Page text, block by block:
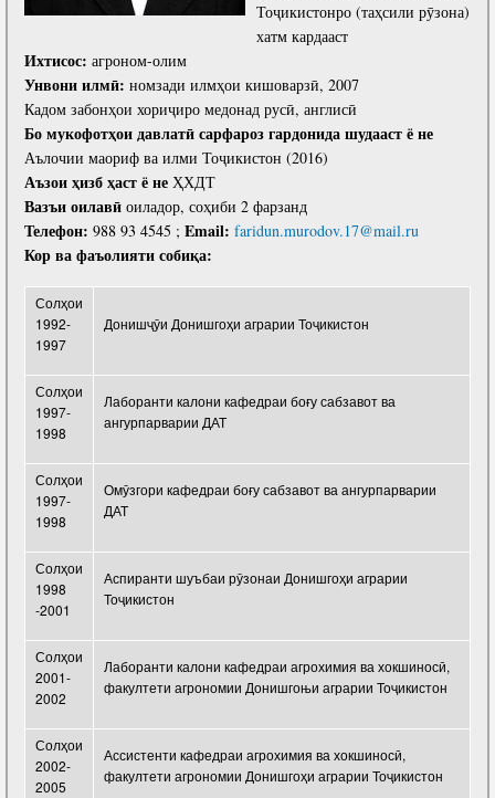
Тоҷикистонро (таҳсили рӯзона)
хатм кардааст
Ихтисос: агроном-олим
Унвони илмӣ: номзади илмҳои кишоварзӣ, 2007
Кадом забонҳои хориҷиро медонад русӣ, англисӣ
Бо мукофотҳои давлатӣ сарфароз гардонида шудааст ё не
Аълочии маориф ва илми Тоҷикистон (2016)
Аъзои ҳизб ҳаст ё не ҲХДТ
Вазъи оилавӣ оиладор, соҳиби 2 фарзанд
Телефон: 988 93 4545 ; Email: faridun.murodov.17@mail.ru
Кор ва фаъолияти собиқа:
Солҳои
1992-
1997
Донишҷӯи Донишгоҳи аграрии Тоҷикистон
Солҳои
1997-
1998
Лаборанти калони кафедраи боғу сабзавот ва
ангурпарварии ДАТ
Солҳои
1997-
1998
Омӯзгори кафедраи боғу сабзавот ва ангурпарварии
ДАТ
Солҳои
1998
-2001
Аспиранти шуъбаи рӯзонаи Донишгоҳи аграрии
Тоҷикистон
Солҳои
2001-
2002
Лаборанти калони кафедраи агрохимия ва хокшиносӣ,
факултети агрономии Донишгоњи аграрии Тоҷикистон
Солҳои
2002-
2005
Ассистенти кафедраи агрохимия ва хокшиносӣ,
факултети агрономии Донишгоҳи аграрии Тоҷикистон